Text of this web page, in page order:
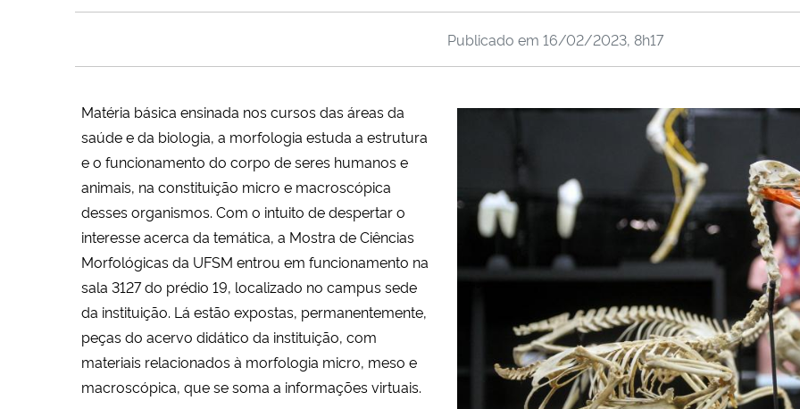
Publicado em 16/02/2023, 8h17
Matéria básica ensinada nos cursos das áreas da
saúde e da biologia, a morfologia estuda a estrutura
e o funcionamento do corpo de seres humanos e
animais, na constituição micro e macroscópica
desses organismos. Com o intuito de despertar o
interesse acerca da temática, a Mostra de Ciências
Morfológicas da UFSM entrou em funcionamento na
sala 3127 do prédio 19, localizado no campus sede
da instituição. Lá estão expostas, permanentemente,
peças do acervo didático da instituição, com
materiais relacionados à morfologia micro, meso e
macroscópica, que se soma a informações virtuais.